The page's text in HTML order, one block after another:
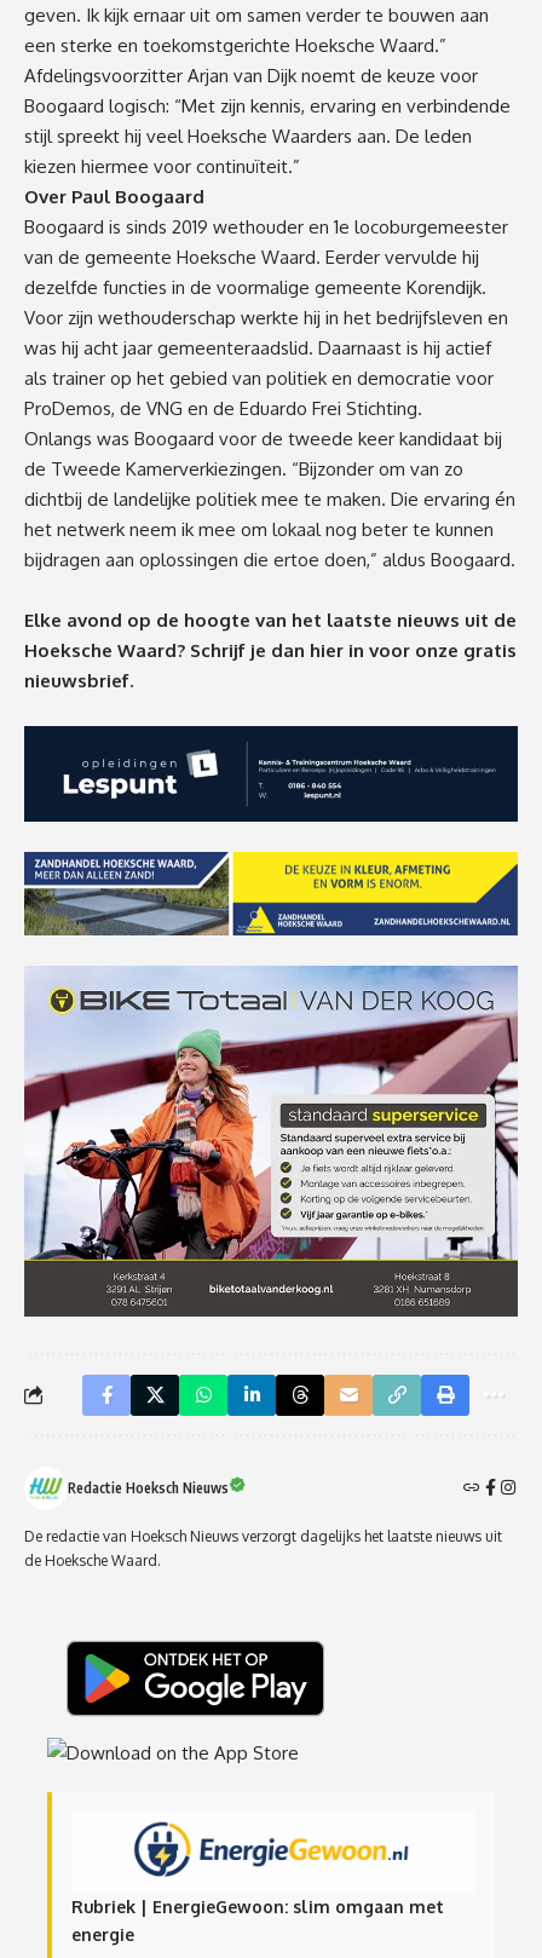
geven. Ik kijk ernaar uit om samen verder te bouwen aan
een sterke en toekomstgerichte Hoeksche Waard.”
Afdelingsvoorzitter Arjan van Dijk noemt de keuze voor
Boogaard logisch: “Met zijn kennis, ervaring en verbindende
stijl spreekt hij veel Hoeksche Waarders aan. De leden
kiezen hiermee voor continuïteit.”
Over Paul Boogaard
Boogaard is sinds 2019 wethouder en 1e locoburgemeester
van de gemeente Hoeksche Waard. Eerder vervulde hij
dezelfde functies in de voormalige gemeente Korendijk.
Voor zijn wethouderschap werkte hij in het bedrijfsleven en
was hij acht jaar gemeenteraadslid. Daarnaast is hij actief
als trainer op het gebied van politiek en democratie voor
ProDemos, de VNG en de Eduardo Frei Stichting.
Onlangs was Boogaard voor de tweede keer kandidaat bij
de Tweede Kamerverkiezingen. “Bijzonder om van zo
dichtbij de landelijke politiek mee te maken. Die ervaring én
het netwerk neem ik mee om lokaal nog beter te kunnen
bijdragen aan oplossingen die ertoe doen,” aldus Boogaard.
Elke avond op de hoogte van het laatste nieuws uit de
Hoeksche Waard? Schrijf je dan hier in voor onze gratis
nieuwsbrief.
Redactie Hoeksch Nieuws
De redactie van Hoeksch Nieuws verzorgt dagelijks het laatste nieuws uit
de Hoeksche Waard.
Rubriek | EnergieGewoon: slim omgaan met
energie